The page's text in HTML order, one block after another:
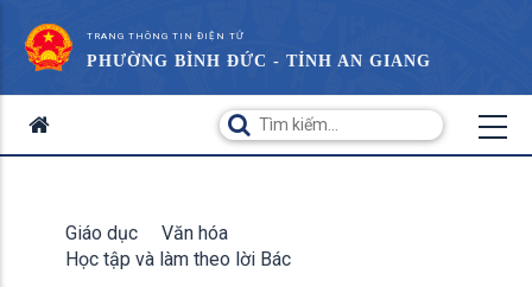
TRANG THÔNG TIN ĐIỆN TỬ
PHƯỜNG BÌNH ĐỨC - TỈNH AN GIANG
Giáo dục
Văn hóa
Học tập và làm theo lời Bác